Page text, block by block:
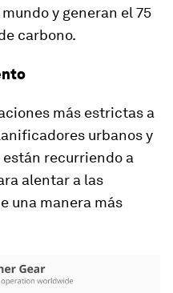
y generan el 75
carbono.
más estrictas a
urbanos y
recurriendo a
alentar a las
una manera más